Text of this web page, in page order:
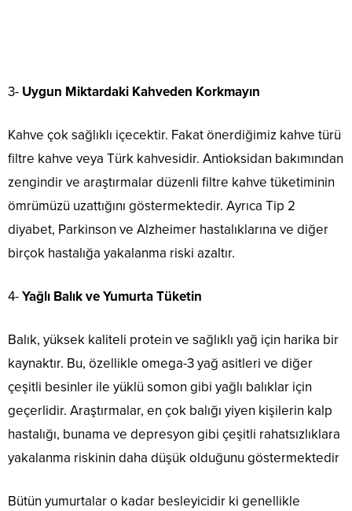
3- Uygun Miktardaki Kahveden Korkmayın
Kahve çok sağlıklı içecektir. Fakat önerdiğimiz kahve türü
filtre kahve veya Türk kahvesidir. Antioksidan bakımından
zengindir ve araştırmalar düzenli filtre kahve tüketiminin
ömrümüzü uzattığını göstermektedir. Ayrıca Tip 2
diyabet, Parkinson ve Alzheimer hastalıklarına ve diğer
birçok hastalığa yakalanma riski azaltır.
4-Yağlı Balık ve Yumurta Tüketin
Balık, yüksek kaliteli protein ve sağlıklı yağ için harika bir
kaynaktır. Bu, özellikle omega-3 yağ asitleri ve diğer
çeşitli besinler ile yüklü somon gibi yağlı balıklar için
geçerlidir. Araştırmalar, en çok balığı yiyen kişilerin kalp
hastalığı, bunama ve depresyon gibi çeşitli rahatsızlıklara
yakalanma riskinin daha düşük olduğunu göstermektedir
Bütün yumurtalar o kadar besleyicidir ki genellikle